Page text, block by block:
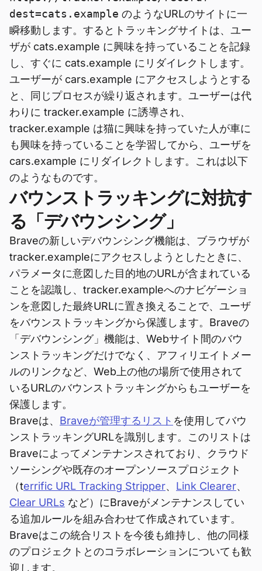
dest=cats.example のようなURLのサイトに一
瞬移動します。するとトラッキングサイトは、ユー
ザが cats.example に興味を持っていることを記録
し、すぐに cats.example にリダイレクトします。
ユーザーが cars.example にアクセスしようとする
と、同じプロセスが繰り返されます。ユーザーは代
わりに tracker.example に誘導され、
tracker.example は猫に興味を持っていた人が車に
も興味を持っていることを学習してから、ユーザを
cars.example にリダイレクトします。これは以下
のようなものです。
バウンストラッキングに対抗す
る「デバウンシング」
Braveの新しいデバウンシング機能は、ブラウザが
tracker.exampleにアクセスしようとしたときに、
パラメータに意図した目的地のURLが含まれている
ことを認識し、tracker.exampleへのナビゲーショ
ンを意図した最終URLに置き換えることで、ユーザ
をバウンストラッキングから保護します。Braveの
「デバウンシング」機能は、Webサイト間のバウ
ンストラッキングだけでなく、アフィリエイトメー
ルのリンクなど、Web上の他の場所で使用されて
いるURLのバウンストラッキングからもユーザーを
保護します。
Braveは、 Braveが管理するリスト を使用してバウ
ンストラッキングURLを識別します。このリストは
Braveによってメンテナンスされており、クラウド
ソーシングや既存のオープンソースプロジェクト
（terrific URL Tracking Stripper、 Link Clearer、
Clear URLs など）にBraveがメンテナンスしてい
る追加ルールを組み合わせて作成されています。
Braveはこの統合リストを今後も維持し、他の同様
のプロジェクトとのコラボレーションについても歓
迎します。